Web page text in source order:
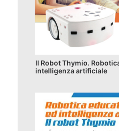
Il Robot Thymio.
intelligenza artificiale